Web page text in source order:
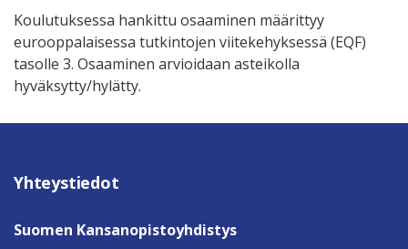
Koulutuksessa hankittu osaaminen määrittyy
eurooppalaisessa tutkintojen viitekehyksessä (EQF)
tasolle 3. Osaaminen arvioidaan asteikolla
hyväksytty/hylätty.
Yhteystiedot
Suomen Kansanopistoyhdistys